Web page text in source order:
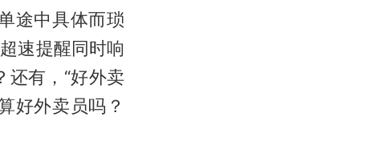
途中具体而琐
速提醒同时响
还有，“好外卖
好外卖员吗？